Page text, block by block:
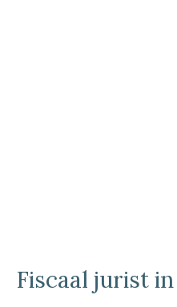
Fiscaal jurist